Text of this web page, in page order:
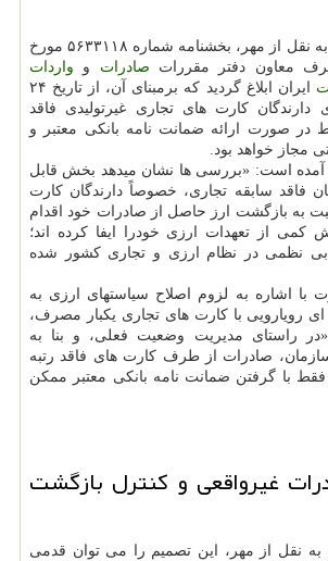
به گزارش نیو باکس به نقل از مهر، بخشنامه شماره ۵۶۳۳۱۱۸ مورخ
صادرات و واردات
ایران ابلاغ گردید که برمبنای آن، از تاریخ ۲۴
دارندگان کارت های تجاری غیرتولیدی فاقد
در صورت ارائه ضمانت نامه بانکی معتبر و
مجاز خواهد بود.
آمده است: «بررسی ها نشان میدهد بخش قابل
فاقد سابقه تجاری، خصوصاً دارندگان کارت
به بازگشت ارز حاصل از صادرات خود اقدام
کمی از تعهدات ارزی خودرا ایفا کرده اند؛
نظمی در نظام ارزی و تجاری کشور شده
با اشاره به لزوم اصلاح سیاستهای ارزی به
رویارویی با کارت های تجاری یکبار مصرف،
راستای مدیریت وضعیت فعلی، و بنا به
صادرات از طرف کارت های فاقد رتبه
فقط با گرفتن ضمانت نامه بانکی معتبر ممکن
غیرواقعی و کنترل بازگشت
نقل از مهر، این تصمیم را می توان قدمی